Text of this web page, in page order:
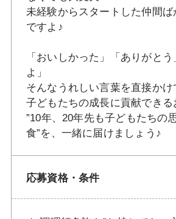
未経験からスタートした仲間
ですよ♪
「おいしかった」「ありがと
よ」
そんなうれしい言葉を直接かけ
子どもたちの成長に貢献できる
”10年、20年先も子どもたちの
食”を、一緒に届けましょう♪
応募資格・条件